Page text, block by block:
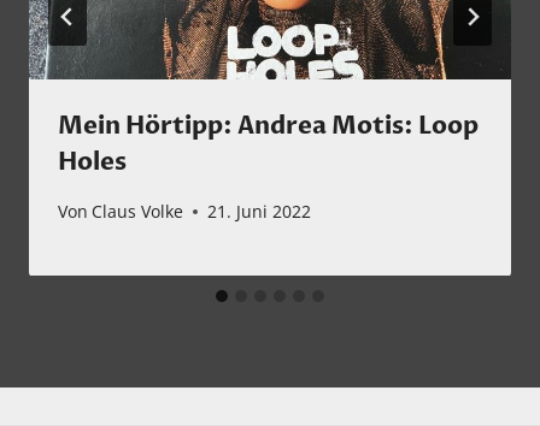
Mein Hörtipp: Andrea Motis: Loop
Holes
Von Claus Volke 21. Juni 2022